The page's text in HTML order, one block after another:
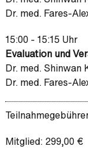
Dr. med. Fares-
15:00 - 15:15 Uhr
Evaluation und
Dr. med. Shinwan
Dr. med. Fares-
Mitglied: 299,00 €